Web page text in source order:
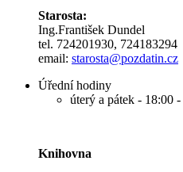
Starosta:
Ing.František Dundel
tel. 724201930, 724183294
email: starosta@pozdatin.cz
Úřední hodiny
úterý a pátek - 18:00
Knihovna